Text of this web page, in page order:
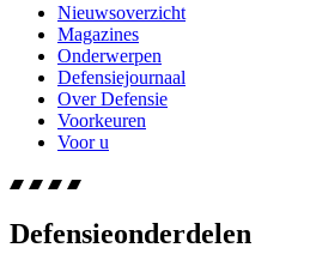
Nieuwsoverzicht
Magazines
Onderwerpen
Defensiejournaal
Over Defensie
Voorkeuren
Voor u
Defensieonderdelen